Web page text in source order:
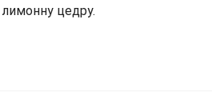
лимонну цедру.